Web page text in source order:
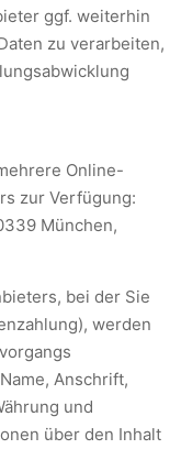
ggf. weiterhin
zu verarbeiten,
Online-
zur Verfügung:
München,
bei der Sie
werden
Anschrift,
und
über den Inhalt